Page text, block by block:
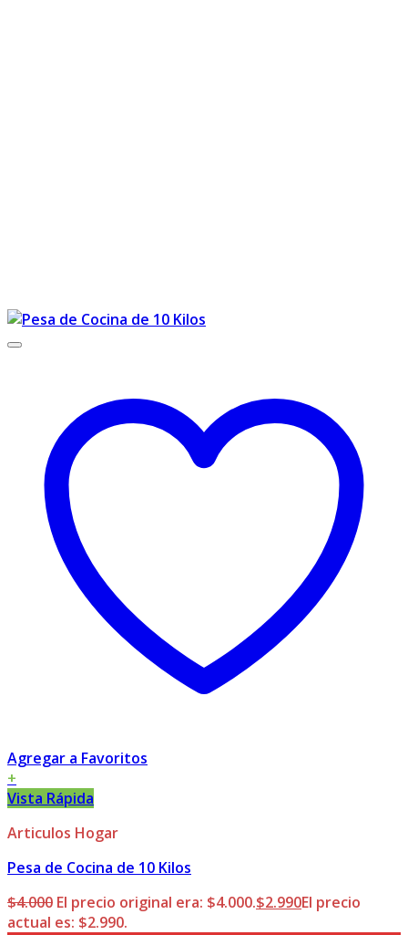
Agregar a Favoritos
+
Vista Rápida
Articulos Hogar
Pesa de Cocina de 10 Kilos
$4.000 El precio original era: $4.000.$2.990El precio
actual es: $2.990.